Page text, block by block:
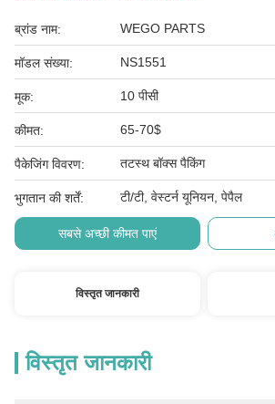
ब्रांड नाम: WEGO PARTS
मॉडल संख्या: NS1551
मूक: 10 पीसी
कीमत: 65-70$
पैकेजिंग विवरण: तटस्थ बॉक्स पैकिंग
भुगतान की शर्तें: टी/टी, वेस्टर्न यूनियन, पेपैल
सबसे अच्छी कीमत पाएं
विस्तृत जानकारी
विस्तृत जानकारी